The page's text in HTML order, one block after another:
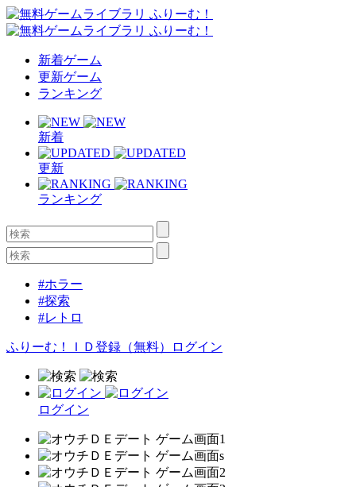
新着ゲーム
更新ゲーム
ランキング
新着
更新
ランキング
#ホラー
#探索
#レトロ
ふりーむ！ＩＤ登録（無料） ログイン
ログイン